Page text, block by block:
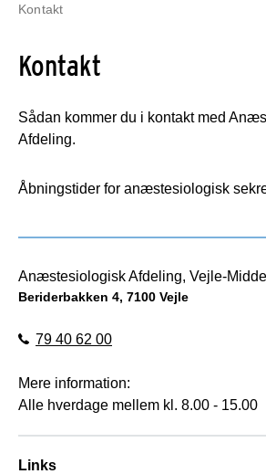
Kontakt
Kontakt
Sådan kommer du i kontakt med
Afdeling.
Åbningstider for anæstesiologisk
Links
Anæstesiologisk Afdeling, Vejle-
Beriderbakken 4, 7100 Vejle
79 40 62 00
Mere information:
Alle hverdage mellem kl. 8.00 - 15.00